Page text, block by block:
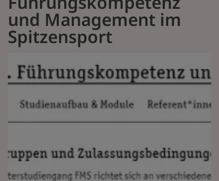
und Management im
Spitzensport